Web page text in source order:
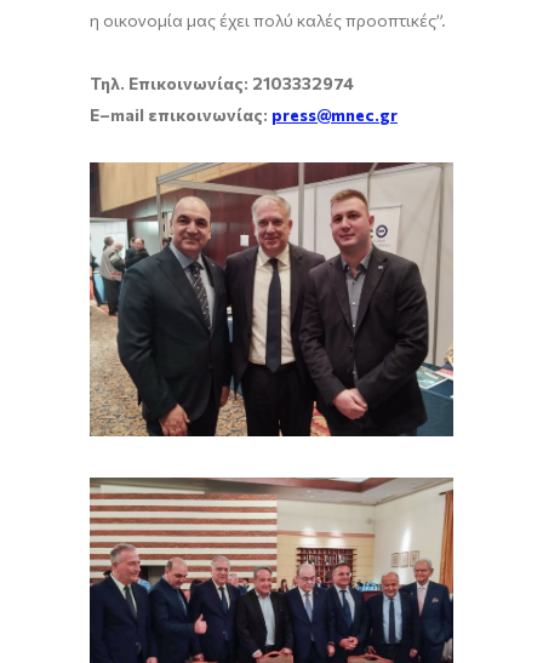
η οικονομία μας έχει πολύ καλές προοπτικές”.
Τηλ. Επικοινωνίας: 2103332974
E–mail επικοινωνίας: press@mnec.gr